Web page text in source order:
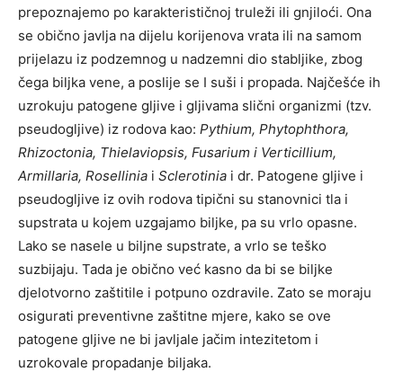
prepoznajemo po karakterističnoj truleži ili gnjiloći. Ona
se obično javlja na dijelu korijenova vrata ili na samom
prijelazu iz podzemnog u nadzemni dio stabljike, zbog
čega biljka vene, a poslije se I suši i propada. Najčešće ih
uzrokuju patogene gljive i gljivama slični organizmi (tzv.
pseudogljive) iz rodova kao: Pythium, Phytophthora,
Rhizoctonia, Thielaviopsis, Fusarium i Verticillium,
Armillaria, Rosellinia i Sclerotinia i dr. Patogene gljive i
pseudogljive iz ovih rodova tipični su stanovnici tla i
supstrata u kojem uzgajamo biljke, pa su vrlo opasne.
Lako se nasele u biljne supstrate, a vrlo se teško
suzbijaju. Tada je obično već kasno da bi se biljke
djelotvorno zaštitile i potpuno ozdravile. Zato se moraju
osigurati preventivne zaštitne mjere, kako se ove
patogene gljive ne bi javljale jačim intezitetom i
uzrokovale propadanje biljaka.